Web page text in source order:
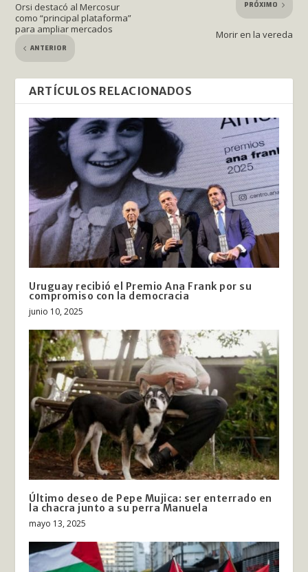
Orsi destacó al Mercosur
como “principal plataforma”
para ampliar mercados
ANTERIOR
PRÓXIMO
Morir en la vereda
ARTÍCULOS RELACIONADOS
Uruguay recibió el Premio Ana Frank por su
compromiso con la democracia
junio 10, 2025
Último deseo de Pepe Mujica: ser enterrado en
la chacra junto a su perra Manuela
mayo 13, 2025